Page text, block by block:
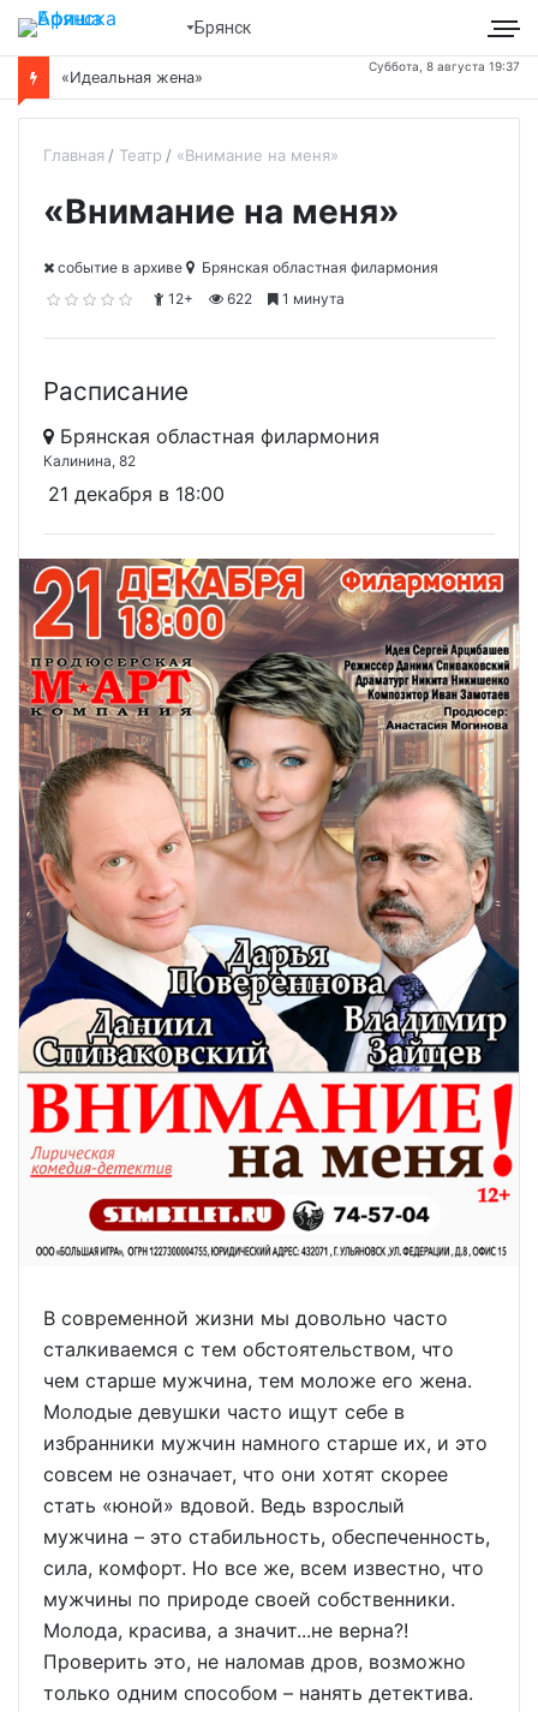
Брянск
«Идеальная жена»
Суббота, 8 августа 19:37
Главная Театр «Внимание на меня»
«Внимание на меня»
cобытие в архиве
Брянская областная филармония
12+
622 1 минута
Расписание
Брянская областная филармония
Калинина, 82
21 декабря в 18:00
В современной жизни мы довольно часто
сталкиваемся с тем обстоятельством, что
чем старше мужчина, тем моложе его жена.
Молодые девушки часто ищут себе в
избранники мужчин намного старше их, и это
совсем не означает, что они хотят скорее
стать «юной» вдовой. Ведь взрослый
мужчина – это стабильность, обеспеченность,
сила, комфорт. Но все же, всем известно, что
мужчины по природе своей собственники.
Молода, красива, а значит...не верна?!
Проверить это, не наломав дров, возможно
только одним способом – нанять детектива.